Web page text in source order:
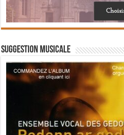
Suggestion musicale